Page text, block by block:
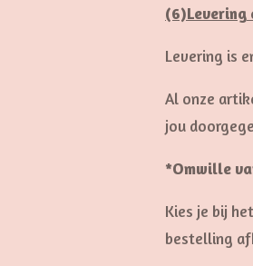
(6)Levering
Levering is
Al onze
jou
*Omwille
Kies je bij
bestelling